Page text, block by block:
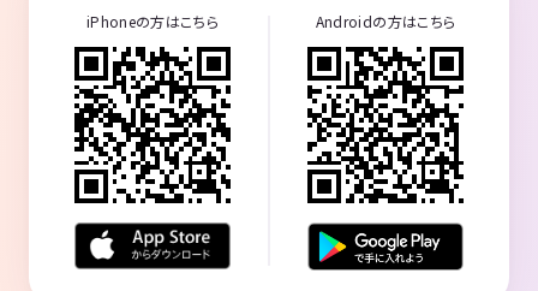
iPhoneの方はこちら Androidの方はこちら